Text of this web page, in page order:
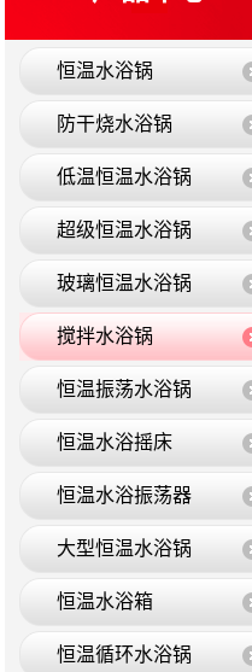
恒温水浴锅
防干烧水浴锅
低温恒温水浴锅
超级恒温水浴锅
玻璃恒温水浴锅
搅拌水浴锅
恒温振荡水浴锅
恒温水浴摇床
恒温水浴振荡器
大型恒温水浴锅
恒温水浴箱
恒温循环水浴锅